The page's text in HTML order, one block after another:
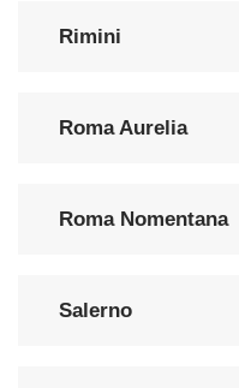
Rimini
Roma Aurelia
Roma Nomentana
Salerno